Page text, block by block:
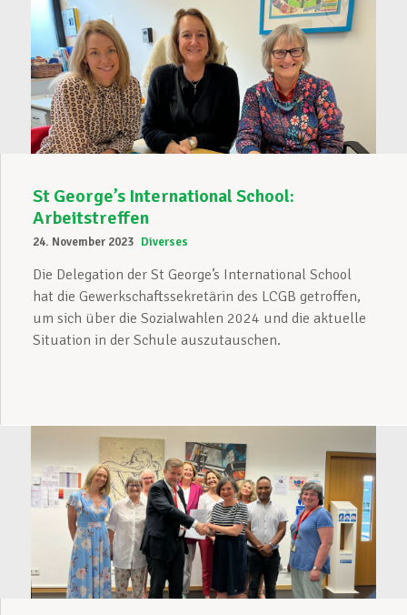
St George’s International School:
Arbeitstreffen
24. November 2023 Diverses
Die Delegation der St George’s International School
hat die Gewerkschaftssekretärin des LCGB getroffen,
um sich über die Sozialwahlen 2024 und die aktuelle
Situation in der Schule auszutauschen.